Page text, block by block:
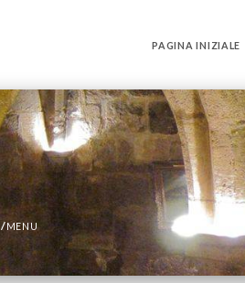
PAGINA INIZIALE
/ MENU